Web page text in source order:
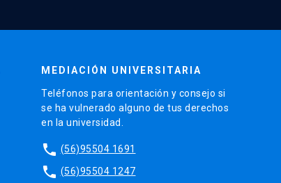
MEDIACIÓN UNIVERSITARIA
Teléfonos para orientación y consejo si
se ha vulnerado alguno de tus derechos
en la universidad.
phone (56)95504 1691
phone (56)95504 1247